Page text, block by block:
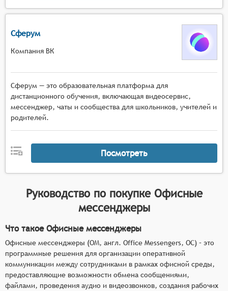
Сферум
Компания ВК
Сферум — это образовательная платформа для
дистанционного обучения, включающая видеосервис,
мессенджер, чаты и сообщества для школьников, учителей и
родителей.
Посмотреть
Руководство по покупке Офисные
мессенджеры
Что такое Офисные мессенджеры
Офисные мессенджеры (ОМ, англ. Office Messengers, OC) – это
программные решения для организации оперативной
коммуникации между сотрудниками в рамках офисной среды,
предоставляющие возможности обмена сообщениями,
файлами, проведения аудио и видеозвонков, создания рабочих